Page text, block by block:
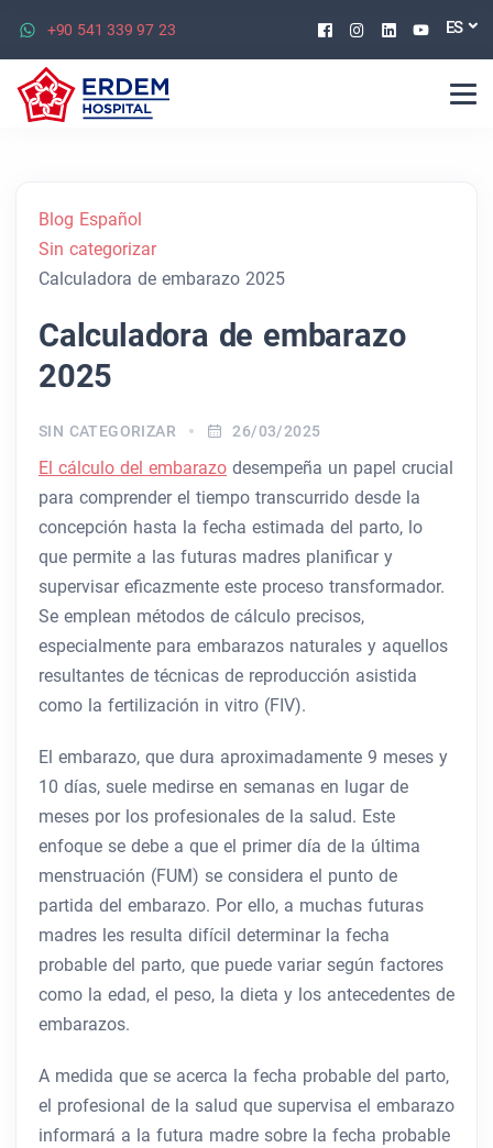
+90 541 339 97 23 Facebook
Instagram
Linkedin
ES
Blog Español
Sin categorizar
Calculadora de embarazo 2025
Calculadora de embarazo
2025
SIN CATEGORIZAR 26/03/2025
El cálculo del embarazo desempeña un papel crucial
para comprender el tiempo transcurrido desde la
concepción hasta la fecha estimada del parto, lo
que permite a las futuras madres planificar y
supervisar eficazmente este proceso transformador.
Se emplean métodos de cálculo precisos,
especialmente para embarazos naturales y aquellos
resultantes de técnicas de reproducción asistida
como la fertilización in vitro (FIV).
El embarazo, que dura aproximadamente 9 meses y
10 días, suele medirse en semanas en lugar de
meses por los profesionales de la salud. Este
enfoque se debe a que el primer día de la última
menstruación (FUM) se considera el punto de
partida del embarazo. Por ello, a muchas futuras
madres les resulta difícil determinar la fecha
probable del parto, que puede variar según factores
como la edad, el peso, la dieta y los antecedentes de
embarazos.
A medida que se acerca la fecha probable del parto,
el profesional de la salud que supervisa el embarazo
informará a la futura madre sobre la fecha probable